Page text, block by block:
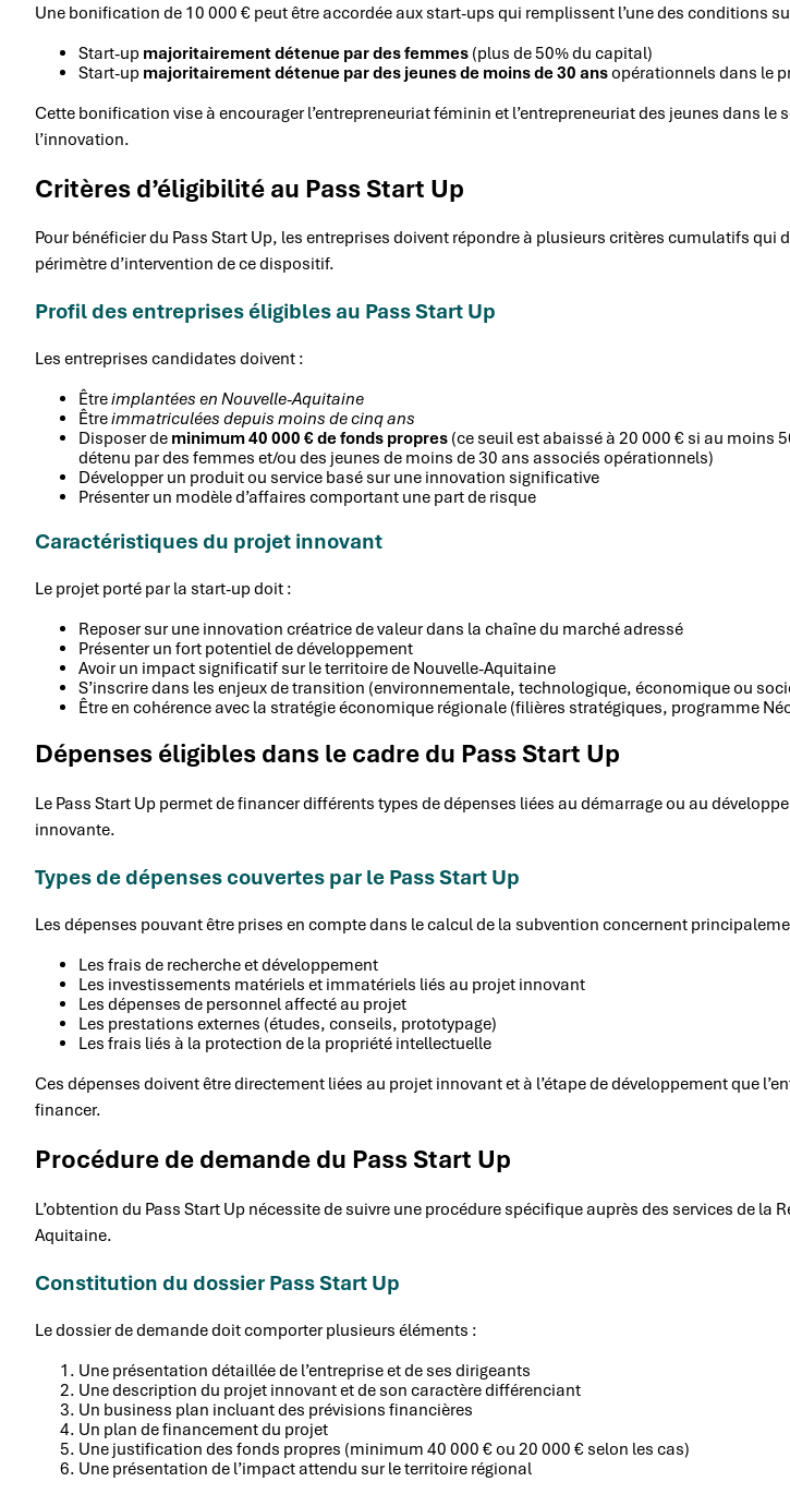
Une bonification de 10 000 € peut être accordée aux start-ups qui remplissent l’une des conditions
Start-up majoritairement détenue par des femmes (plus de 50% du capital)
Start-up majoritairement détenue par des jeunes de moins de 30 ansopérationnels dans le
Cette bonification vise à encourager l’entrepreneuriat féminin et l’entrepreneuriat des jeunes dans le
l’innovation.
Critères d’éligibilité au Pass Start Up
Pour bénéficier du Pass Start Up, les entreprises doivent répondre à plusieurs critères cumulatifs qui
périmètre d’intervention de ce dispositif.
Profil des entreprises éligibles au Pass Start Up
Les entreprises candidates doivent :
Êtreimplantées en Nouvelle-Aquitaine
Êtreimmatriculées depuis moins de cinq ans
Disposer de minimum 40 000 € de fonds propres (ce seuil est abaissé à 20 000 € si au moins
détenu par des femmes et/ou des jeunes de moins de 30 ans associés opérationnels)
Développer un produit ou service basé sur une innovation significative
Présenter un modèle d’affaires comportant une part de risque
Caractéristiques du projet innovant
Le projet porté par la start-up doit :
Reposer sur une innovation créatrice de valeur dans la chaîne du marché adressé
Présenter un fort potentiel de développement
Avoir un impact significatif sur le territoire de Nouvelle-Aquitaine
S’inscrire dans les enjeux de transition (environnementale, technologique, économique ou
Être en cohérence avec la stratégie économique régionale (filières stratégiques, programme
Dépenses éligibles dans le cadre du Pass Start Up
Le Pass Start Up permet de financer différents types de dépenses liées au démarrage ou au
innovante.
Types de dépenses couvertes par le Pass Start Up
Les dépenses pouvant être prises en compte dans le calcul de la subvention concernent
Les frais de recherche et développement
Les investissements matériels et immatériels liés au projet innovant
Les dépenses de personnel affecté au projet
Les prestations externes (études, conseils, prototypage)
Les frais liés à la protection de la propriété intellectuelle
Ces dépenses doivent être directement liées au projet innovant et à l’étape de développement que
financer.
Procédure de demande du Pass Start Up
L’obtention du Pass Start Up nécessite de suivre une procédure spécifique auprès des services de la
Aquitaine.
Constitution du dossier Pass Start Up
Le dossier de demande doit comporter plusieurs éléments :
Une présentation détaillée de l’entreprise et de ses dirigeants
Une description du projet innovant et de son caractère différenciant
Un business plan incluant des prévisions financières
Un plan de financement du projet
Une justification des fonds propres (minimum 40 000 € ou 20 000 € selon les cas)
Une présentation de l’impact attendu sur le territoire régional